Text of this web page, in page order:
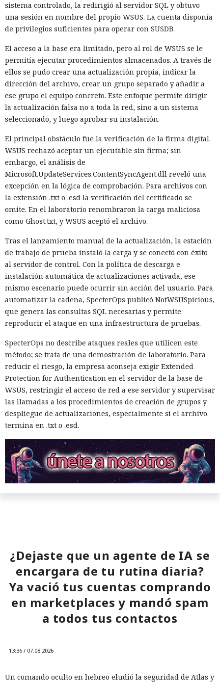
sistema controlado, la redirigió al servidor SQL y obtuvo
una sesión en nombre del propio WSUS. La cuenta disponía
de privilegios suficientes para operar con SUSDB.
El acceso a la base era limitado, pero al rol de WSUS se le
permitía ejecutar procedimientos almacenados. A través de
ellos se pudo crear una actualización propia, indicar la
dirección del archivo, crear un grupo separado y añadir a
ese grupo el equipo concreto. Este enfoque permite dirigir
la actualización falsa no a toda la red, sino a un sistema
seleccionado, y luego aprobar su instalación.
El principal obstáculo fue la verificación de la firma digital.
WSUS rechazó aceptar un ejecutable sin firma; sin
embargo, el análisis de
Microsoft.UpdateServices.ContentSyncAgent.dll reveló una
excepción en la lógica de comprobación. Para archivos con
la extensión .txt o .esd la verificación del certificado se
omite. En el laboratorio renombraron la carga maliciosa
como Ghost.txt, y WSUS aceptó el archivo.
Tras el lanzamiento manual de la actualización, la estación
de trabajo de prueba instaló la carga y se conectó con éxito
al servidor de control. Con la política de descarga e
instalación automática de actualizaciones activada, ese
mismo escenario puede ocurrir sin acción del usuario. Para
automatizar la cadena, SpecterOps publicó NotWSUSpicious,
que genera las consultas SQL necesarias y permite
reproducir el ataque en una infraestructura de pruebas.
SpecterOps no describe ataques reales que utilicen este
método; se trata de una demostración de laboratorio. Para
reducir el riesgo, la empresa aconseja exigir Extended
Protection for Authentication en el servidor de la base de
WSUS, restringir el acceso de red a ese servidor y supervisar
las llamadas a los procedimientos de creación de grupos y
despliegue de actualizaciones, especialmente si el archivo
termina en .txt o .esd.
¿Dejaste que un agente de IA se
encargara de tu rutina diaria?
Ya vació tus cuentas comprando
en marketplaces y mandó spam
a todos tus contactos
13:36 / 07.08.2026
Un comando oculto en hebreo eludió la seguridad de Atlas y